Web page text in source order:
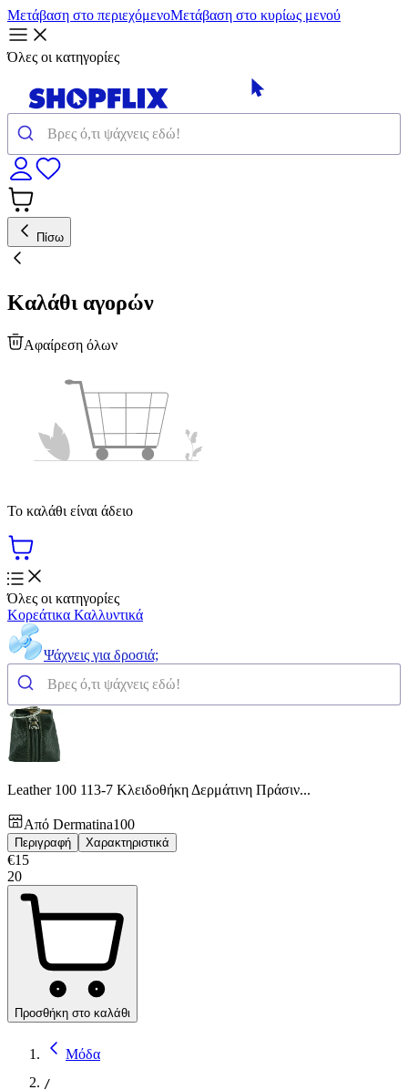
Μετάβαση στο περιεχόμενοΜετάβαση στο κυρίως μενού
Όλες οι κατηγορίες
Πίσω
Καλάθι αγορών
Αφαίρεση όλων
Το καλάθι είναι άδειο
Όλες οι κατηγορίες
Κορεάτικα Καλλυντικά
Ψάχνεις για δροσιά;
Leather 100 113-7 Κλειδοθήκη Δερμάτινη Πράσιν...
Από Dermatina100
Περιγραφή Χαρακτηριστικά
€15
20
Προσθήκη στο καλάθι
Μόδα
/